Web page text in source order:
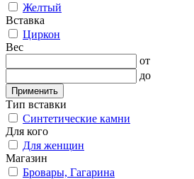
Желтый
Вставка
Циркон
Вес
от
до
Применить
Тип вставки
Синтетические камни
Для кого
Для женщин
Магазин
Бровары, Гагарина